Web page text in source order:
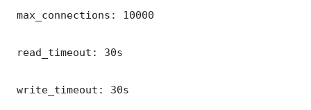
max_connections: 10000
read_timeout: 30s
write_timeout: 30s